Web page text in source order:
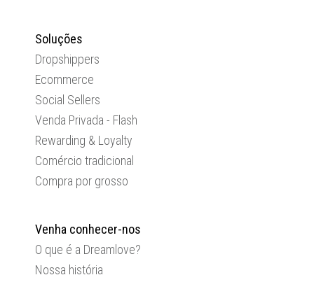
Soluções
Dropshippers
Ecommerce
Social Sellers
Venda Privada - Flash
Rewarding & Loyalty
Comércio tradicional
Compra por grosso
Venha conhecer-nos
O que é a Dreamlove?
Nossa história